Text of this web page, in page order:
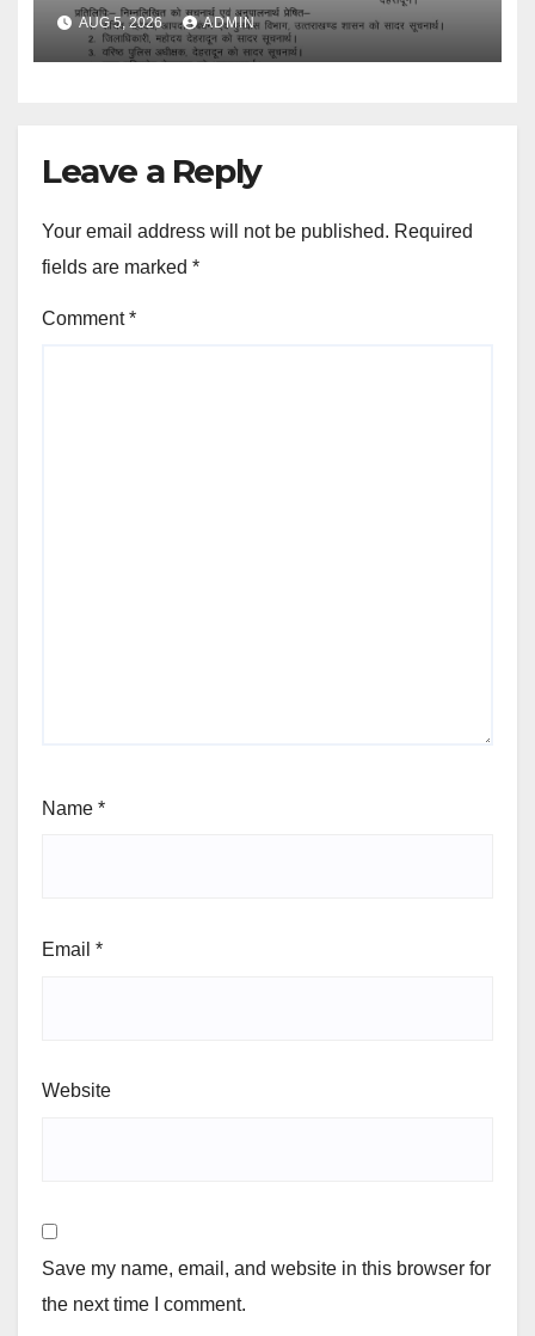
AUG 5, 2026 ADMIN
Leave a Reply
Your email address will not be published. Required
fields are marked *
Comment*
Name *
Email *
Website
Save my name, email, and website in this browser for
the next time I comment.